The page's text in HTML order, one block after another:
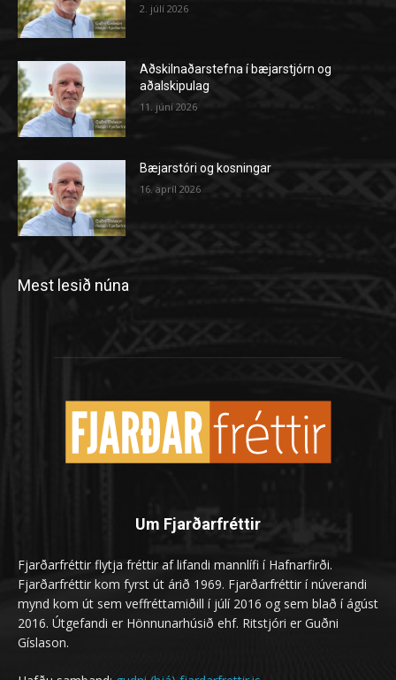
2. júlí 2026
Aðskilnaðarstefna í bæjarstjórn og
aðalskipulag
11. júní 2026
Bæjarstóri og kosningar
16. apríl 2026
Mest lesið núna
Um Fjarðarfréttir
Fjarðarfréttir flytja fréttir af lifandi mannlífi í Hafnarfirði.
Fjarðarfréttir kom fyrst út árið 1969. Fjarðarfréttir í núverandi
mynd kom út sem veffréttamiðill í júlí 2016 og sem blað í ágúst
2016. Útgefandi er Hönnunarhúsið ehf. Ritstjóri er Guðni
Gíslason.